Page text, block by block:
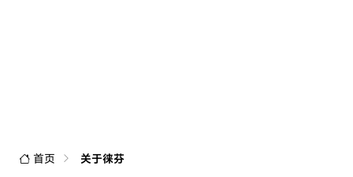
首页 关于徕芬